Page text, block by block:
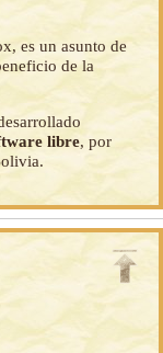
es un asunto de
de la
libre, por